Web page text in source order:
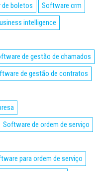
de boletos
Software crm
intelligence
de gestão de chamados
de gestão de contratos
Software de ordem de serviço
para ordem de serviço